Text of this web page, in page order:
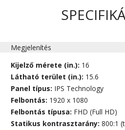
Megjelenítés
Kijelző mérete (in.): 16
Látható terület (in.): 15.6
Panel típus: IPS Technology
Felbontás: 1920 x 1080
Felbontás típusa: FHD (Full HD)
Statikus kontrasztarány:800:1